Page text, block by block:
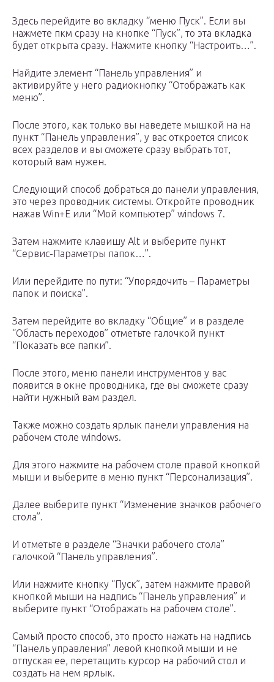
Здесь перейдите во вкладку “меню Пуск”. Если вы
нажмете пкм сразу на кнопке “Пуск”, то эта вкладка
будет открыта сразу. Нажмите кнопку “Настроить…”.
Найдите элемент “Панель управления” и
активируйте у него радиокнопку “Отображать как
меню”.
После этого, как только вы наведете мышкой на на
пункт “Панель управления”, у вас откроется список
всех разделов и вы сможете сразу выбрать тот,
который вам нужен.
Следующий способ добраться до панели управления,
это через проводник системы. Откройте проводник
нажав Win+E или “Мой компьютер” windows 7.
Затем нажмите клавишу Alt и выберите пункт
“Сервис-Параметры папок…”.
Или перейдите по пути: “Упорядочить – Параметры
папок и поиска”.
Затем перейдите во вкладку “Общие” и в разделе
“Область переходов” отметьте галочкой пункт
“Показать все папки”.
После этого, меню панели инструментов у вас
появится в окне проводника, где вы сможете сразу
найти нужный вам раздел.
Также можно создать ярлык панели управления на
рабочем столе windows.
Для этого нажмите на рабочем столе правой кнопкой
мыши и выберите в меню пункт “Персонализация”.
Далее выберите пункт “Изменение значков рабочего
стола”.
И отметьте в разделе “Значки рабочего стола”
галочкой “Панель управления”.
Или нажмите кнопку “Пуск”, затем нажмите правой
кнопкой мыши на надпись “Панель управления” и
выберите пункт “Отображать на рабочем столе”.
Самый просто способ, это просто нажать на надпись
“Панель управления” левой кнопкой мыши и не
отпуская ее, перетащить курсор на рабочий стол и
создать на нем ярлык.